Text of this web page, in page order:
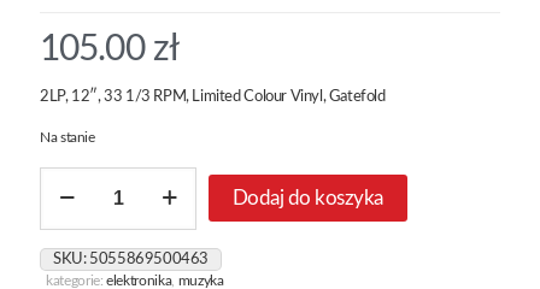
105.00 zł
2LP, 12″, 33 1/3 RPM, Limited Colour Vinyl, Gatefold
Na stanie
Nothing
Dodaj do koszyka
SKU: 5055869500463
kategorie:elektronika, muzyka